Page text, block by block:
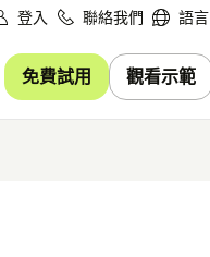
登入 聯絡我們 語言
免費試用 觀看示範